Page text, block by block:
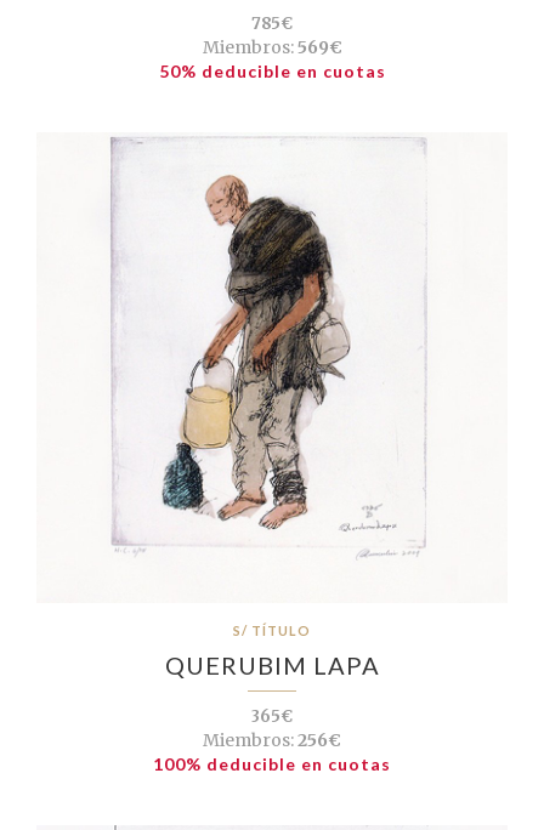
785€
Miembros:569€
50% deducible en cuotas
S/ TÍTULO
QUERUBIM LAPA
365€
Miembros:256€
100% deducible en cuotas